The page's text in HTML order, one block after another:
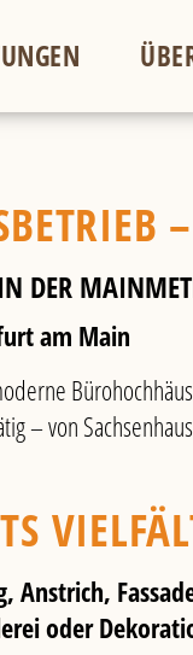
DER
am Main
– von
Anstrich,
oder